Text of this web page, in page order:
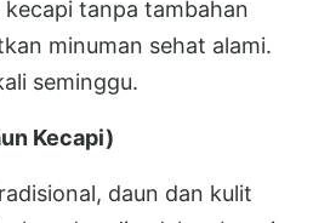
tanpa tambahan
minuman sehat alami.
seminggu.
Kecapi)
daun dan kulit